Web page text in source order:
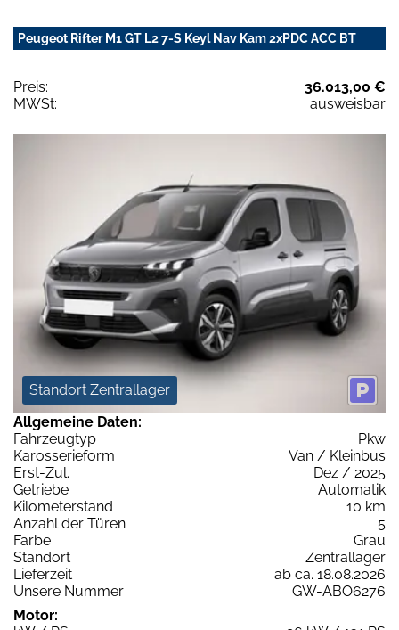
Peugeot Rifter M1 GT L2 7-S Keyl Nav Kam 2xPDC ACC BT
Preis:
36.013,00 €
MWSt:
ausweisbar
Standort Zentrallager
Allgemeine Daten:
Fahrzeugtyp
Pkw
Karosserieform
Van / Kleinbus
Erst-Zul.
Dez / 2025
Getriebe
Automatik
Kilometerstand
10 km
Anzahl der Türen
5
Farbe
Grau
Standort
Zentrallager
Lieferzeit
ab ca. 18.08.2026
Unsere Nummer
GW-ABO6276
Motor: